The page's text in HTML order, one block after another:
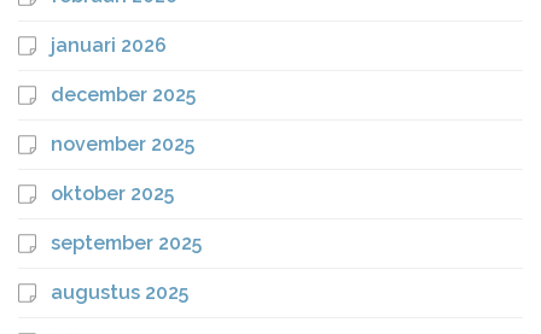
januari 2026
december 2025
november 2025
oktober 2025
september 2025
augustus 2025